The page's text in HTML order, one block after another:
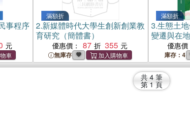
事程序
滿額折
2.新媒體時代大學生創新創業教
育研究（簡體書）
優惠價： 87 355
無庫存
滿額折
3.生態土
變遷與在
優惠價
庫存：4
共 4 筆
第 1 頁